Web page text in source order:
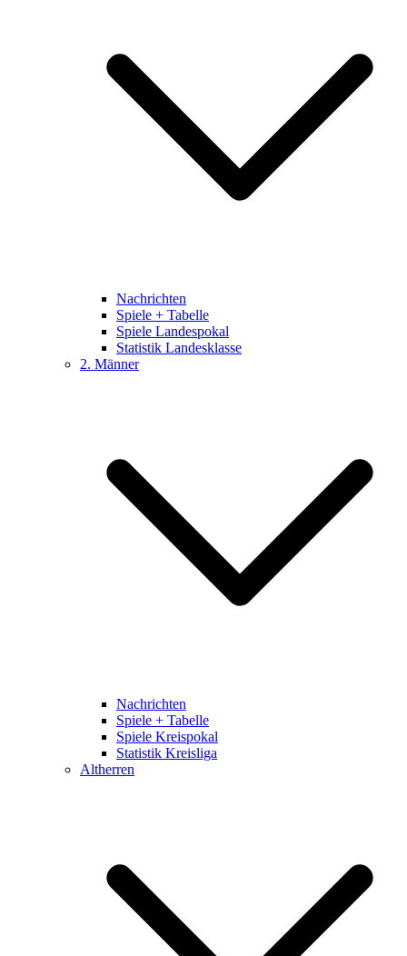
Nachrichten
Spiele + Tabelle
Spiele Landespokal
Statistik Landesklasse
2. Männer
Nachrichten
Spiele + Tabelle
Spiele Kreispokal
Statistik Kreisliga
Altherren